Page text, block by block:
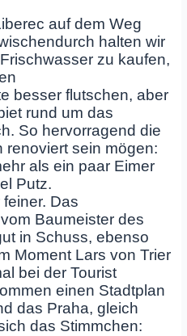
auf dem Weg
halten wir
zu kaufen,
besser flutschen, aber
rund um das
So hervorragend die
renoviert sein mögen:
als ein paar Eimer
Putz.
Das
Baumeister des
in Schuss, ebenso
Moment Lars von Trier
bei der Tourist
einen Stadtplan
das Praha, gleich
das Stimmchen: